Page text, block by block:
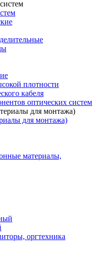
плотности
кабеля
оптических систем
для монтажа)
материалы,
оргтехника